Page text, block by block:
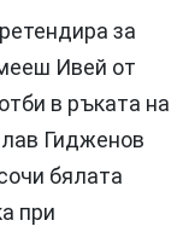
за
Ивей от
в ръката на
Гидженов
бялата
при